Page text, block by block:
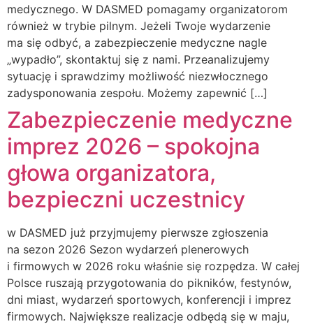
medycznego. W DASMED pomagamy organizatorom
również w trybie pilnym. Jeżeli Twoje wydarzenie
ma się odbyć, a zabezpieczenie medyczne nagle
„wypadło”, skontaktuj się z nami. Przeanalizujemy
sytuację i sprawdzimy możliwość niezwłocznego
zadysponowania zespołu. Możemy zapewnić […]
Zabezpieczenie medyczne
imprez 2026 – spokojna
głowa organizatora,
bezpieczni uczestnicy
w DASMED już przyjmujemy pierwsze zgłoszenia
na sezon 2026 Sezon wydarzeń plenerowych
i firmowych w 2026 roku właśnie się rozpędza. W całej
Polsce ruszają przygotowania do pikników, festynów,
dni miast, wydarzeń sportowych, konferencji i imprez
firmowych. Największe realizacje odbędą się w maju,